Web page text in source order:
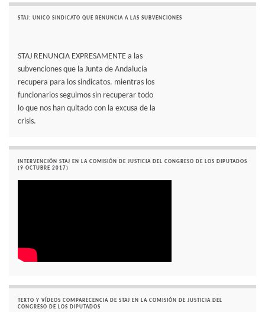
STAJ: UNICO SINDICATO QUE RENUNCIA A LAS SUBVENCIONES
STAJ RENUNCIA EXPRESAMENTE a las
subvenciones que la Junta de Andalucía
recupera para los sindicatos. mientras los
funcionarios seguimos sin recuperar todo
lo que nos han quitado con la excusa de la
crisis.
INTERVENCIÓN STAJ EN LA COMISIÓN DE JUSTICIA DEL CONGRESO DE LOS DIPUTADOS
(9 OCTUBRE 2017)
TEXTO Y VÍDEOS COMPARECENCIA DE STAJ EN LA COMISIÓN DE JUSTICIA DEL
CONGRESO DE LOS DIPUTADOS